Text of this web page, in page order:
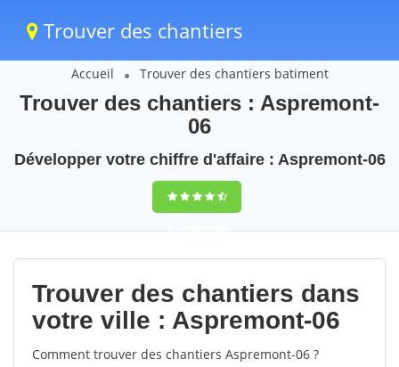
Trouver des chantiers
Accueil Trouver des chantiers batiment
Trouver des chantiers : Aspremont-
06
Développer votre chiffre d'affaire : Aspremont-06
9,5(100%)66
votes
Trouver des chantiers dans
votre ville : Aspremont-06
Comment trouver des chantiers Aspremont-06 ?